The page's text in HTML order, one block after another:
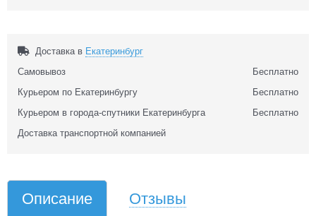
Доставка в Екатеринбург
Самовывоз
Бесплатно
Курьером по Екатеринбургу
Бесплатно
Курьером в города-спутники Екатеринбурга
Бесплатно
Доставка транспортной компанией
Описание Отзывы